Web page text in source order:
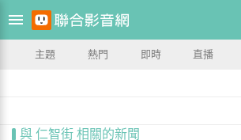
主題 熱門 即時 直播
與 仁智街 相關的新聞